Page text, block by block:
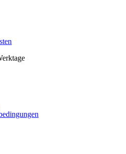
auf
der
Produktseite